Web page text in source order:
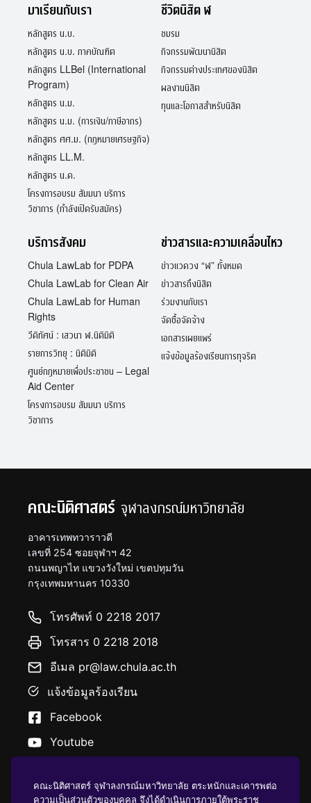
มาเรียนกับเรา
หลักสูตร น.บ.
หลักสูตร น.บ. ภาคบัณฑิต
หลักสูตร LLBel (International
Program)
หลักสูตร น.ม.
หลักสูตร น.ม. (การเงิน/ภาษีอากร)
หลักสูตร ศศ.ม. (กฎหมายเศรษฐกิจ)
หลักสูตร LL.M.
หลักสูตร น.ด.
โครงการอบรม สัมมนา บริการ
วิชาการ (กำลังเปิดรับสมัคร)
ชีวิตนิสิต ฬ
ชมรม
กิจกรรมพัฒนานิสิต
กิจกรรมต่างประเทศของนิสิต
ผลงานนิสิต
ทุนและโอกาสสำหรับนิสิต
บริการสังคม
Chula LawLab for PDPA
Chula LawLab for Clean Air
Chula LawLab for Human
Rights
วีดิทัศน์ : เสวนา ฬ.นิติมิติ
รายการวิทยุ : นิติมิติ
ศูนย์กฎหมายเพื่อประชาชน – Legal
Aid Center
โครงการอบรม สัมมนา บริการ
วิชาการ
ข่าวสารและความเคลื่อนไหว
ข่าวแวดวง “ฬ” ทั้งหมด
ข่าวสารถึงนิสิต
ร่วมงานกับเรา
จัดซื้อจัดจ้าง
เอกสารเผยแพร่
แจ้งข้อมูลร้องเรียนการทุจริต
คณะนิติศาสตร์ จุฬาลงกรณ์มหาวิทยาลัย
อาคารเทพทวาราวดี
เลขที่ 254 ซอยจุฬาฯ 42
ถนนพญาไท แขวงวังใหม่ เขตปทุมวัน
กรุงเทพมหานคร 10330
โทรศัพท์ 0 2218 2017
โทรสาร 0 2218 2018
อีเมล pr@law.chula.ac.th
แจ้งข้อมูลร้องเรียน
Facebook
Youtube
คณะนิติศาสตร์ จุฬาลงกรณ์มหาวิทยาลัย ตระหนักและเคารพต่อ
ความเป็นส่วนตัวของบุคคล จึงได้ดำเนินการภายใต้พระราช